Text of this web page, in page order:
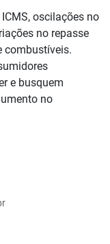
oscilações no
no repasse
combustíveis.
e busquem
no